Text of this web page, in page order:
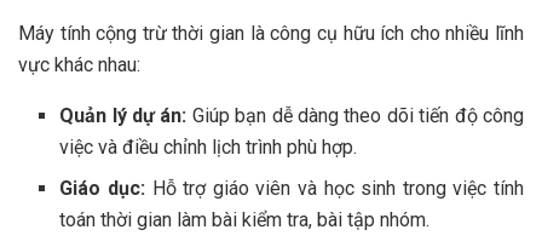
Máy tính cộng trừ thời gian là công cụ hữu ích cho nhiều lĩnh
vực khác nhau:
Quản lý dự án: Giúp bạn dễ dàng theo dõi tiến độ công
việc và điều chỉnh lịch trình phù hợp.
Giáo dục: Hỗ trợ giáo viên và học sinh trong việc tính
toán thời gian làm bài kiểm tra, bài tập nhóm.